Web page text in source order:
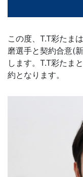
この度、T.T彩たま
磨選手と契約合意(
します。T.T彩たま
約となります。